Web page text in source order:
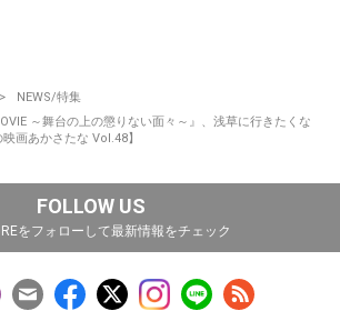
NEWS/特集
～舞台の上の懲りない面々～』、浅草に行きたくな
画あかさたな Vol.48】
FOLLOW US
をフォローして最新情報をチェック